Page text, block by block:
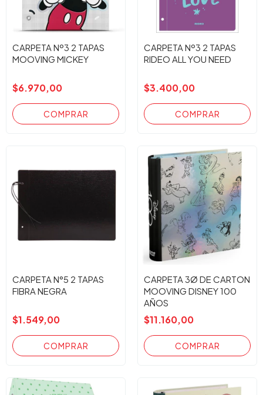
CARPETA Nº3 2 TAPAS
MOOVING MICKEY
$6.970,00
CARPETA Nº3 2 TAPAS
RIDEO ALL YOU NEED
$3.400,00
CARPETA N°5 2 TAPAS
FIBRA NEGRA
$1.549,00
CARPETA 3Ø DE CARTON
MOOVING DISNEY 100
AÑOS
$11.160,00